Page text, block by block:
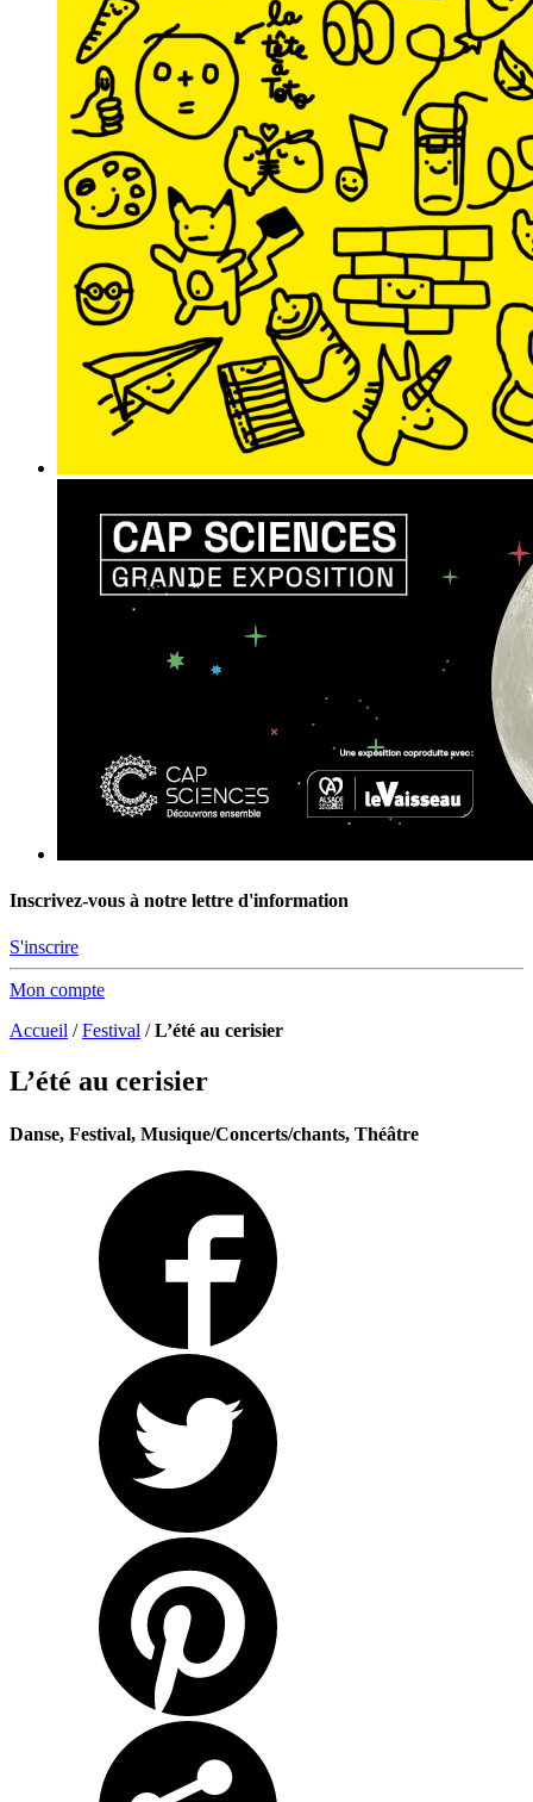
Inscrivez-vous à notre lettre d'information
S'inscrire
Mon compte
Accueil /Festival /L’été au cerisier
L’été au cerisier
Danse, Festival, Musique/Concerts/chants, Théâtre